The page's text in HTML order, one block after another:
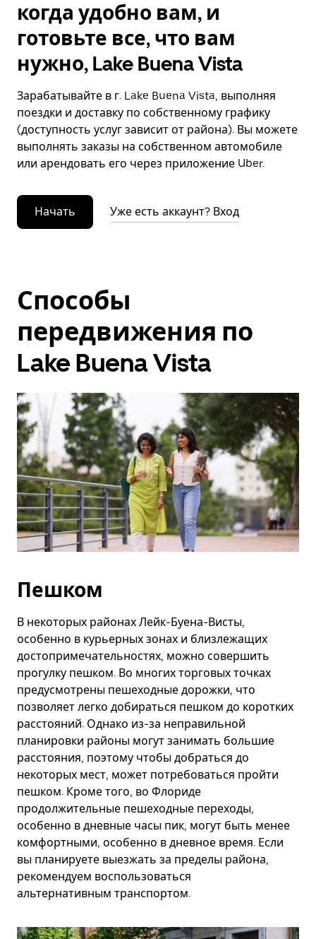
когда удобно вам, и
готовьте все, что вам
нужно, Lake Buena Vista
Зарабатывайте в г. Lake Buena Vista, выполняя
поездки и доставку по собственному графику
(доступность услуг зависит от района). Вы можете
выполнять заказы на собственном автомобиле
или арендовать его через приложение Uber.
Начать Уже есть аккаунт? Вход
Способы
передвижения по
Lake Buena Vista
Пешком
В некоторых районах Лейк-Буена-Висты,
особенно в курьерных зонах и близлежащих
достопримечательностях, можно совершить
прогулку пешком. Во многих торговых точках
предусмотрены пешеходные дорожки, что
позволяет легко добираться пешком до коротких
расстояний. Однако из-за неправильной
планировки районы могут занимать большие
расстояния, поэтому чтобы добраться до
некоторых мест, может потребоваться пройти
пешком. Кроме того, во Флориде
продолжительные пешеходные переходы,
особенно в дневные часы пик, могут быть менее
комфортными, особенно в дневное время. Если
вы планируете выезжать за пределы района,
рекомендуем воспользоваться
альтернативным транспортом.